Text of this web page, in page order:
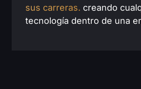
sus carreras. creando
tecnología dentro de una